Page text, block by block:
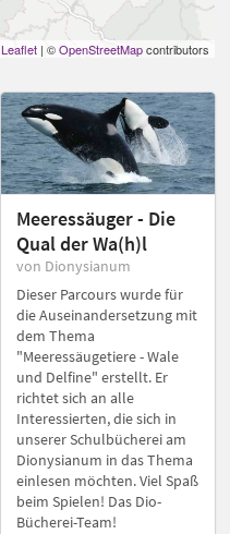
Leaflet | ©OpenStreetMapcontributors
Meeressäuger - Die
Qual der Wa(h)l
von Dionysianum
Dieser Parcours wurde für
die Auseinandersetzung mit
dem Thema
"Meeressäugetiere - Wale
und Delfine" erstellt. Er
richtet sich an alle
Interessierten, die sich in
unserer Schulbücherei am
Dionysianum in das Thema
einlesen möchten. Viel Spaß
beim Spielen! Das Dio-
Bücherei-Team!